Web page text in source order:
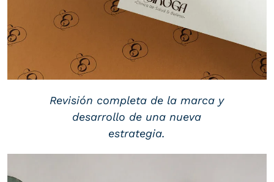
Revisión completa de la marca y
desarrollo de una nueva
estrategia.